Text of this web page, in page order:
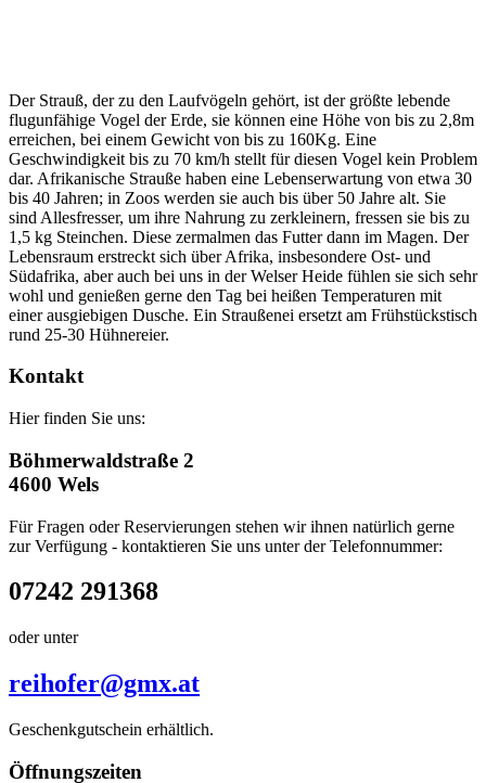
Der Strauß, der zu den Laufvögeln gehört, ist der größte lebende
flugunfähige Vogel der Erde, sie können eine Höhe von bis zu 2,8m
erreichen, bei einem Gewicht von bis zu 160Kg. Eine
Geschwindigkeit bis zu 70 km/h stellt für diesen Vogel kein Problem
dar. Afrikanische Strauße haben eine Lebenserwartung von etwa 30
bis 40 Jahren; in Zoos werden sie auch bis über 50 Jahre alt. Sie
sind Allesfresser, um ihre Nahrung zu zerkleinern, fressen sie bis zu
1,5 kg Steinchen. Diese zermalmen das Futter dann im Magen. Der
Lebensraum erstreckt sich über Afrika, insbesondere Ost- und
Südafrika, aber auch bei uns in der Welser Heide fühlen sie sich sehr
wohl und genießen gerne den Tag bei heißen Temperaturen mit
einer ausgiebigen Dusche. Ein Straußenei ersetzt am Frühstückstisch
rund 25-30 Hühnereier.
Kontakt
Hier finden Sie uns:
Böhmerwaldstraße 2
4600 Wels
Für Fragen oder Reservierungen stehen wir ihnen natürlich gerne
zur Verfügung - kontaktieren Sie uns unter der Telefonnummer:
07242 291368
oder unter
reihofer@gmx.at
Geschenkgutschein erhältlich.
Öffnungszeiten